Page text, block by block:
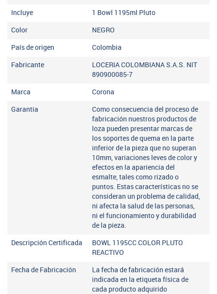
Incluye 1 Bowl 1195ml Pluto
Color NEGRO
País de origen Colombia
Fabricante
LOCERIA COLOMBIANA S.A.S. NIT
890900085-7
Marca Corona
Garantia
Como consecuencia del proceso de
fabricación nuestros productos de
loza pueden presentar marcas de
los soportes de quema en la parte
inferior de la pieza que no superan
10mm, variaciones leves de color y
efectos en la apariencia del
esmalte, tales como rizado o
puntos. Estas características no se
consideran un problema de calidad,
ni afecta la salud de las personas,
ni el funcionamiento y durabilidad
de la pieza.
Descripción Certificada
BOWL 1195CC COLOR PLUTO
REACTIVO
Fecha de Fabricación
La fecha de fabricación estará
indicada en la etiqueta física de
cada producto adquirido